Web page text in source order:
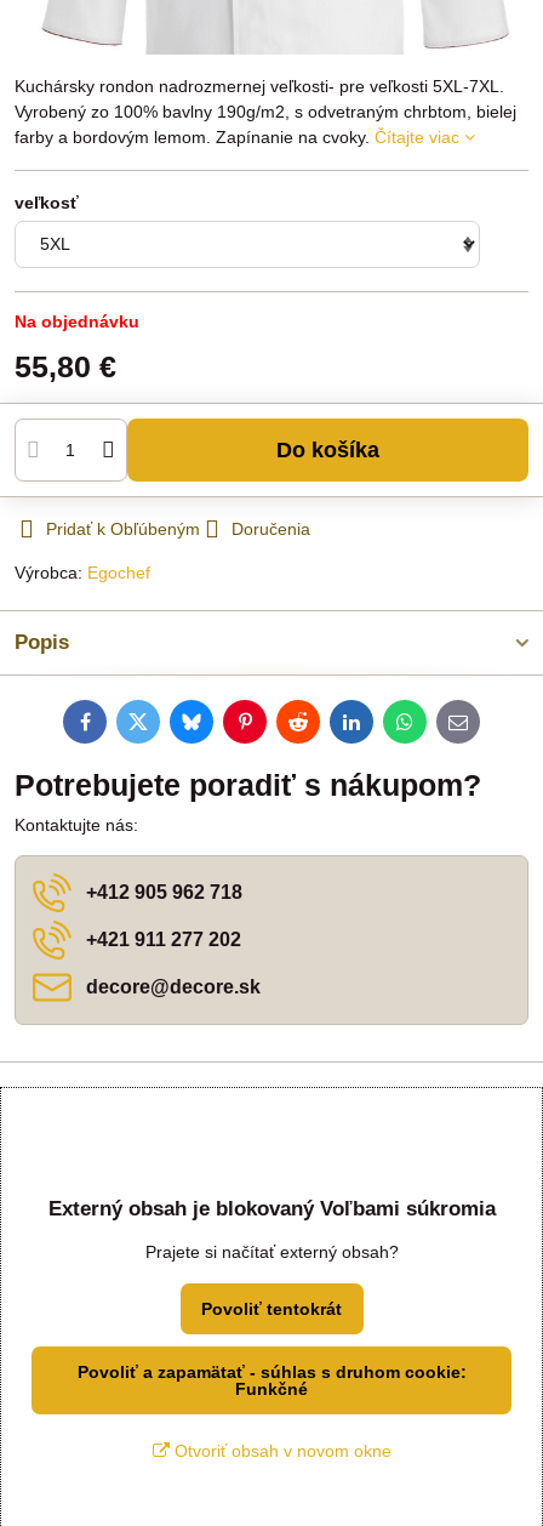
Kuchársky rondon nadrozmernej veľkosti- pre veľkosti 5XL-7XL.
Vyrobený zo 100% bavlny 190g/m2, s odvetraným chrbtom, bielej
farby a bordovým lemom. Zapínanie na cvoky. Čítajte viac
veľkosť
Na objednávku
55,80 €
Do košíka
Pridať k Obľúbeným Doručenia
Výrobca: Egochef
Popis
FacebookTwitterBlueskyPinterestRedditLinkedInWhatsApp
E-
mail
Potrebujete poradiť s nákupom?
Kontaktujte nás:
+412 905 962 718
+421 911 277 202
decore​@decore​.sk
Externý obsah je blokovaný Voľbami súkromia
Prajete si načítať externý obsah?
Povoliť tentokrát
Povoliť a zapamätať - súhlas s druhom cookie:
Funkčné
Otvoriť obsah v novom okne